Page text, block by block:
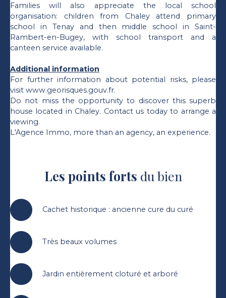
Families will also appreciate the local school
organisation: children from Chaley attend primary
school in Tenay and then middle school in Saint-
Rambert-en-Bugey, with school transport and a
canteen service available.
Additional information
For further information about potential risks, please
visit www.georisques.gouv.fr.
Do not miss the opportunity to discover this superb
house located in Chaley. Contact us today to arrange a
viewing.
L'Agence Immo, more than an agency, an experience.
Les points forts du bien
Cachet historique : ancienne cure du curé
Très beaux volumes
Jardin entièrement cloturé et arboré